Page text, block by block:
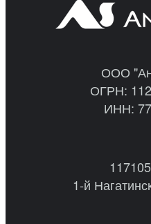
ООО
ОГРН:
ИНН:
1-й